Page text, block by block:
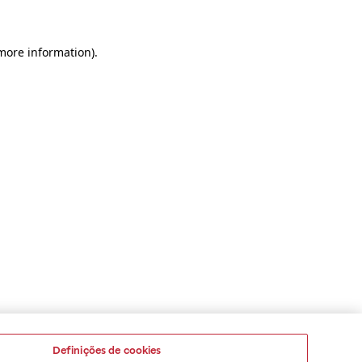
information).
Definições de cookies